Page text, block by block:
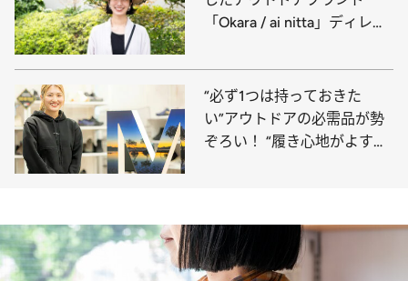
「Okara / ai nitta」ディレク
ん、外遊びの愛用品は？
“必ず1つは持っておきた
い”アウトドアの必需品が勢
ぞろい！ “履き心地がよすぎ